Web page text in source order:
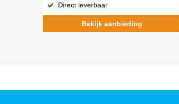
Direct leverbaar
Bekijk aanbieding